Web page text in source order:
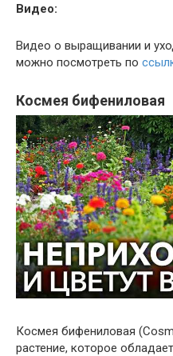
Видео:
Видео о выращивании и
можно посмотреть по
Космея бифениловая
Космея бифениловая
растение, которое